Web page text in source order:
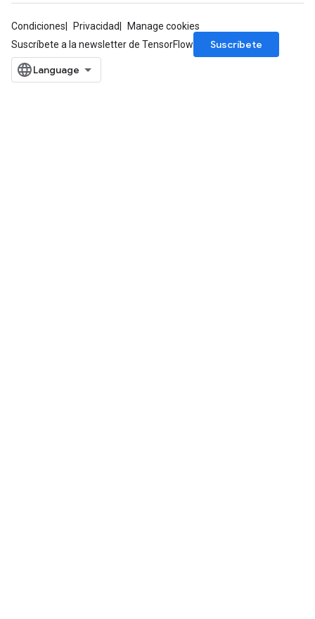
Condiciones Privacidad
Manage cookies
Suscríbete a la newsletter de TensorFlow
Suscríbete